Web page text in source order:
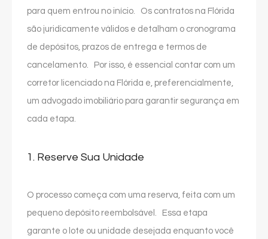
para quem entrou no início. Os contratos na Flórida
são juridicamente válidos e detalham o cronograma
de depósitos, prazos de entrega e termos de
cancelamento. Por isso, é essencial contar com um
corretor licenciado na Flórida e, preferencialmente,
um advogado imobiliário para garantir segurança em
cada etapa.
1. Reserve Sua Unidade
O processo começa com uma reserva, feita com um
pequeno depósito reembolsável. Essa etapa
garante o lote ou unidade desejada enquanto você